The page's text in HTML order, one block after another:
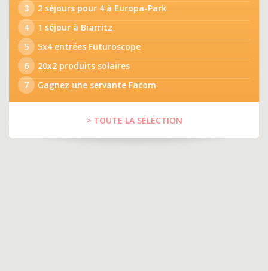
3
2 séjours pour 4 à Europa-Park
4
1 séjour à Biarritz
5
5x4 entrées Futuroscope
6
20x2 produits solaires
7
Gagnez une servante Facom
> TOUTE LA SÉLÉCTION